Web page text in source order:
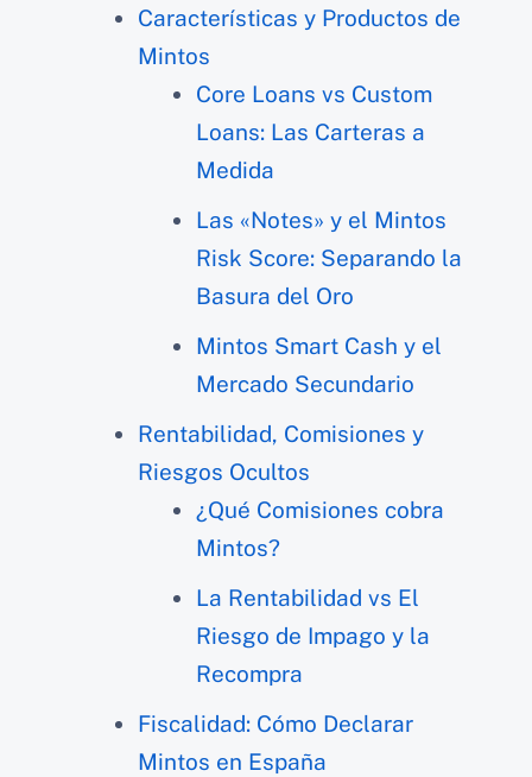
Características y Productos de
Mintos
Core Loans vs Custom
Loans: Las Carteras a
Medida
Las «Notes» y el Mintos
Risk Score: Separando la
Basura del Oro
Mintos Smart Cash y el
Mercado Secundario
Rentabilidad, Comisiones y
Riesgos Ocultos
¿Qué Comisiones cobra
Mintos?
La Rentabilidad vs El
Riesgo de Impago y la
Recompra
Fiscalidad: Cómo Declarar
Mintos en España